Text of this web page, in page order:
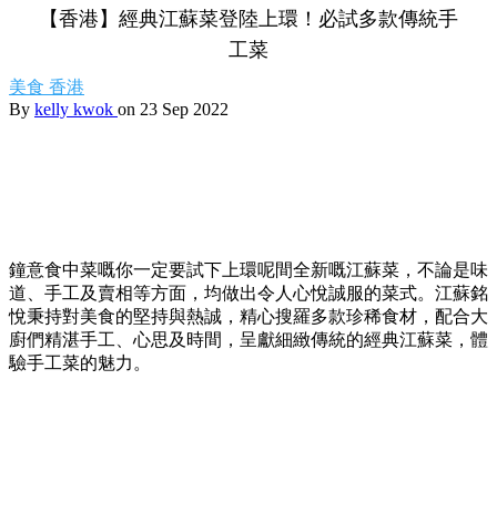
【香港】經典江蘇菜登陸上環！必試多款傳統手
工菜
美食 香港
By kelly kwok on 23 Sep 2022
鐘意食中菜嘅你一定要試下上環呢間全新嘅江蘇菜， 不論是味
道、手工及賣相等方面，均做出令人心悅誠服的菜式。江蘇銘
悅秉持對美食的堅持與熱誠，精心搜羅多款珍稀食材，配合大
廚們精湛手工、心思及時間，呈獻細緻傳統的經典江蘇菜，體
驗手工菜的魅力。